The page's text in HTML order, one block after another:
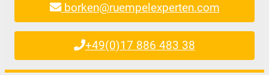
borken@ruempelexperten.com
+49(0)17 886 483 38